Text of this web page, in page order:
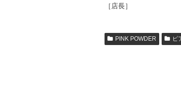
［店長］
PINK POWDER ピ